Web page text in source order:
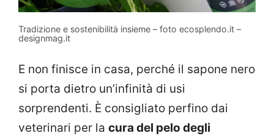
Tradizione e sostenibilità insieme – foto ecosplendo.it –
designmag.it
E non finisce in casa, perché il sapone nero
si porta dietro un’infinità di usi
sorprendenti. È consigliato perfino dai
veterinari per la cura del pelo degli